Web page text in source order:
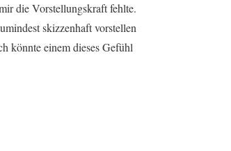
die Vorstellungskraft fehlte.
skizzenhaft vorstellen
könnte einem dieses Gefühl